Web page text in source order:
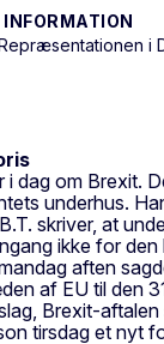
i
i dag om Brexit.
underhus.
skriver, at
ikke for
aften
af EU til den
Brexit-aftalen
tirsdag et nyt